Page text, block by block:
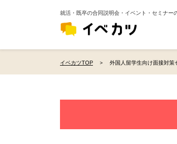
就活・既卒の合同説明会・イベント・セミナー
イベカツTOP 外国人留学生向け面接対策